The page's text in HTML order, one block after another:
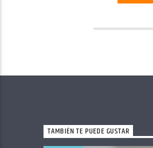
TAMBIÉN TE PUEDE GUSTAR